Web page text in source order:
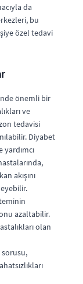
da
bu
özel tedavi
önemli bir
ve
tedavisi
Diyabet
akışını
azaltabilir.
olan
sorusu,